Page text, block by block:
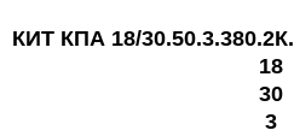
КИТ КПА 18/30.50.3.380.2К.
18
30
3